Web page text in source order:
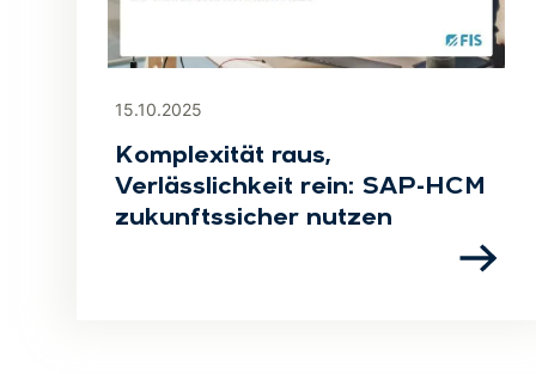
15.10.2025
Komplexität raus,
Verlässlichkeit rein: SAP-HCM
zukunftssicher nutzen